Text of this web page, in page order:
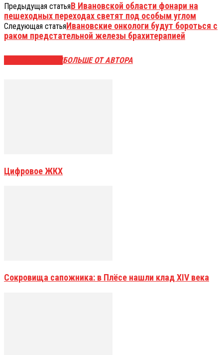
Предыдущая статьяВ Ивановской области фонари на
пешеходных переходах светят под особым углом
Следующая статьяИвановские онкологи будут бороться с
раком предстательной железы брахитерапией
БОЛЬШЕ ОТ АВТОРА
Цифровое ЖКХ
Сокровища сапожника: в Плёсе нашли клад XIV века